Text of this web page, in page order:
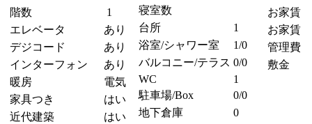
階数
1
エレベータ
あり
デジコード
あり
インターフォン
あり
暖房
電気
家具つき
はい
近代建築
はい
寝室数
台所
1
浴室/シャワー室
1/0
バルコニー/テラス 0/0
WC
1
駐車場/Box
0/0
地下倉庫
0
お家賃
お家賃
管理費
敷金